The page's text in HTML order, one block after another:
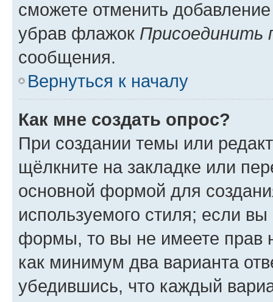
сможете отменить
убрав флажок Присоединить
сообщения.
Вернуться к началу
Как мне создать опрос?
При создании темы или
щёлкните на закладке или
основной формой для
используемого стиля; если
формы, то вы не имеете прав
как минимум два варианта
убедившись, что каждый